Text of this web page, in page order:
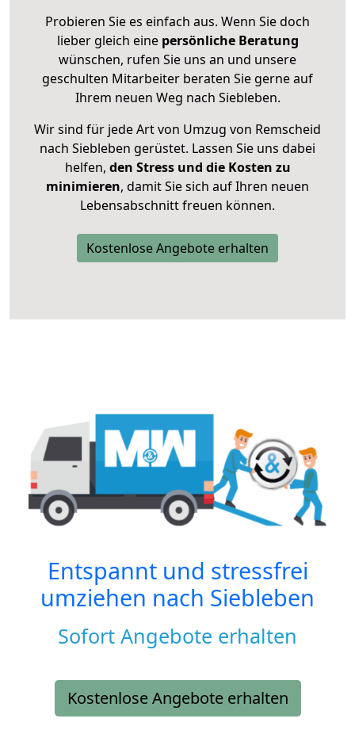
Probieren Sie es einfach aus. Wenn Sie doch
lieber gleich eine persönliche Beratung
wünschen, rufen Sie uns an und unsere
geschulten Mitarbeiter beraten Sie gerne auf
Ihrem neuen Weg nach Siebleben.
Wir sind für jede Art von Umzug von Remscheid
nach Siebleben gerüstet. Lassen Sie uns dabei
helfen, den Stress und die Kosten zu
minimieren, damit Sie sich auf Ihren neuen
Lebensabschnitt freuen können.
Kostenlose Angebote erhalten
Entspannt und stressfrei
umziehen nach Siebleben
Sofort Angebote erhalten
Kostenlose Angebote erhalten